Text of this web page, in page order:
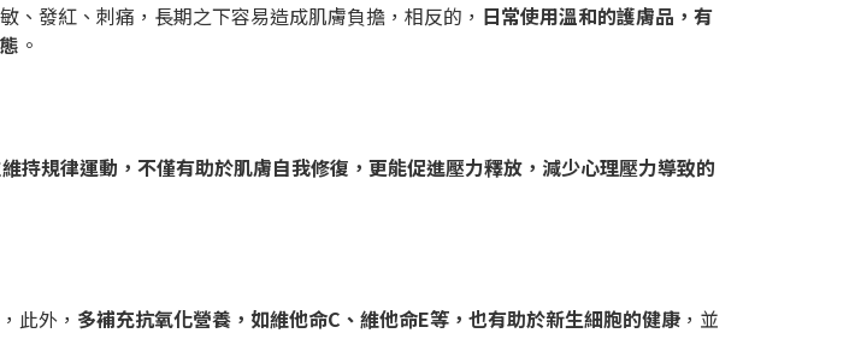
發紅、刺痛，長期之下容易造成肌膚負擔，相反的， 日常使用溫和的護膚品，有
。
持規律運動，不僅有助於肌膚自我修復，更能促進壓力釋放，減少心理壓力導致的
，此外， 多補充抗氧化營養，如維他命C、維他命E等，也有助於新生細胞的健康 ，並